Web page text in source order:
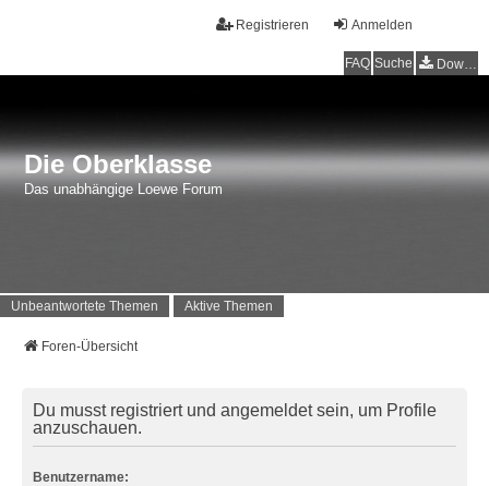
Anmelden
Registrieren
FAQ Suche Downloads
Die Oberklasse
Das unabhängige Loewe Forum
Unbeantwortete Themen Aktive Themen
Foren-Übersicht
Du musst registriert und angemeldet sein, um Profile
anzuschauen.
Benutzername: